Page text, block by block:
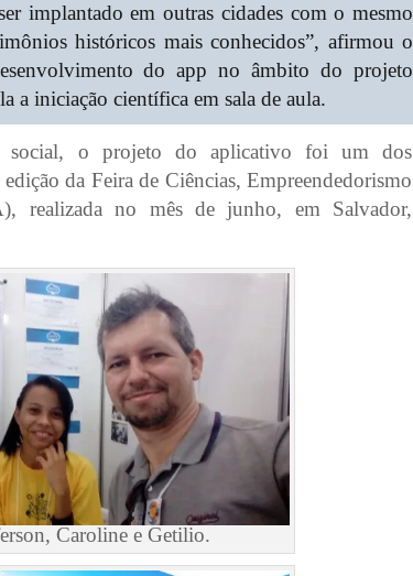
implantado em outras cidades com o mesmo
históricos mais conhecidos”, afirmou o
do app no âmbito do projeto
a iniciação científica em sala de aula.
social, o projeto do aplicativo foi um dos
edição da Feira de Ciências, Empreendedorismo
realizada no mês de junho, em Salvador,
Caroline e Getilio.